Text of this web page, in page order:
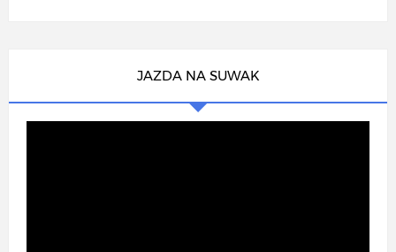
JAZDA NA SUWAK